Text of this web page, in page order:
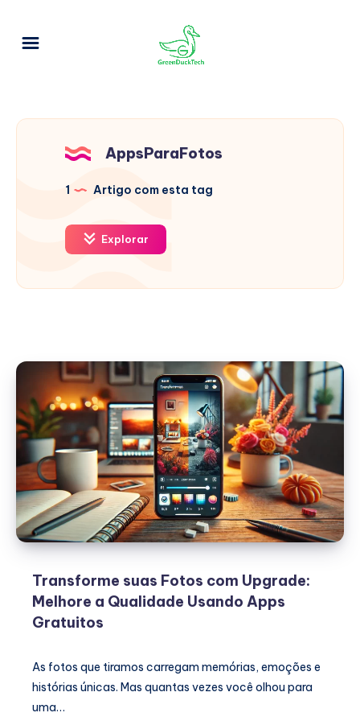
AppsParaFotos
1 Artigo com esta tag
Explorar
Transforme suas Fotos com Upgrade:
Melhore a Qualidade Usando Apps
Gratuitos
As fotos que tiramos carregam memórias, emoções e
histórias únicas. Mas quantas vezes você olhou para
uma…